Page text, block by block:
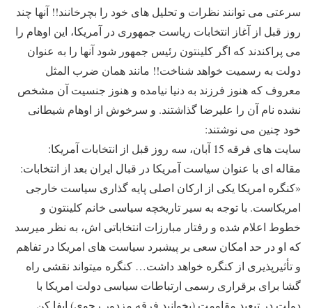
سرعتی می توانند نظرات و تحلیل های خود را بچرخانند!! آنها چند
روز قبل از آغاز انتخابات ریاست جمهوری در آمریکا، این اوهام را
می پراکندند که اگر کلینتون رئیس جمهور شود آنها را به عنوان
دولت به رسمیت خواهد شناخت!! مانند همان ضرب المثل
معروف که هنوز فرزند به دنیا نیامده و هنوز جنسیت آن مشخص
نشده نام آن را علیرضا گذاشتند. و سرخوش از اوهام شیطانی
خود چنین می نوشتند:
سایت های فرقه 15 آبان، سه روز قبل از انتخابات آمریکا:
مقاله ای با عنوان سیاست آمریکا در قبال ایران بعد از انتخابات:
«کنگره امریکا یکى از ارکان اصلى پایه گذارى سیاست خارجى
امریکاست. با توجه به سیر تاریخچه سیاسى خانم کلینتون و
خطوط اعلام شده و رفتار مبارزات انتخاباتى اش، به نظر میرسد
که او در حد امکان سعى بر پیشبرد سیاست هاى امریکا در تفاهم
و تأثیرپذیرى از کنگره خواهد داشت… کنگره میتواند نقشى راه
گشا براى برقرارى رسمى ارتباطات سیاسى دولت امریکا با
دولت در تبعید مقاومت (بخوانید فرقه مزدور رجوی) ایفا کن.